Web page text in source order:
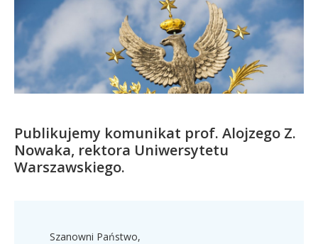
Kandydat
Absolwent
Publikujemy komunikat prof. Alojzego Z.
Nowaka, rektora Uniwersytetu
Warszawskiego.
Szanowni Państwo,